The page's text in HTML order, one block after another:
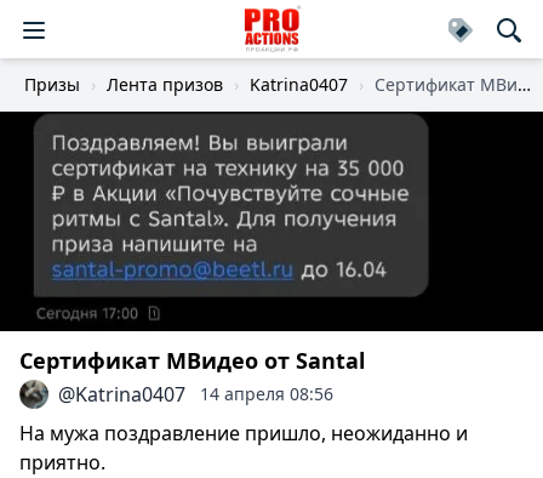
Призы Лента призов Katrina0407 Cертификат МВидео
Cертификат МВидео от Santal
@Katrina0407 14 апреля 08:56
На мужа поздравление пришло, неожиданно и
приятно.